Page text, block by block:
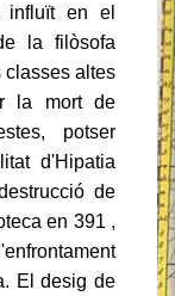
influït en el
la filòsofa
classes altes
la mort de
potser
d'Hipatia
de
en 391 ,
El desig de